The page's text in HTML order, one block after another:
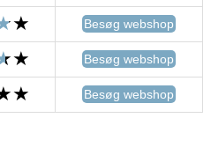
Besøg webshop
Besøg webshop
Besøg webshop